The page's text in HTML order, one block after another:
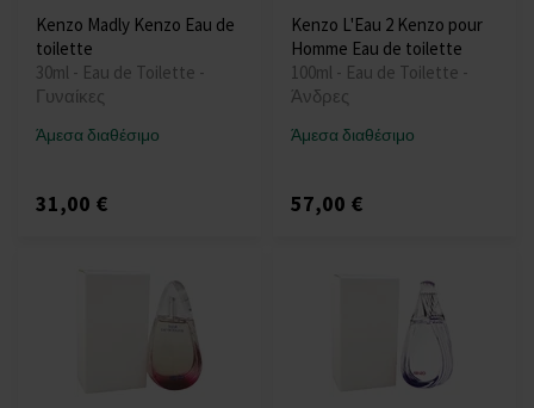
Kenzo Madly Kenzo Eau de
toilette
30ml - Eau de Toilette -
Γυναίκες
Άμεσα διαθέσιμο
31,00 €
Kenzo L'Eau 2 Kenzo pour
Homme Eau de toilette
100ml - Eau de Toilette -
Άνδρες
Άμεσα διαθέσιμο
57,00 €